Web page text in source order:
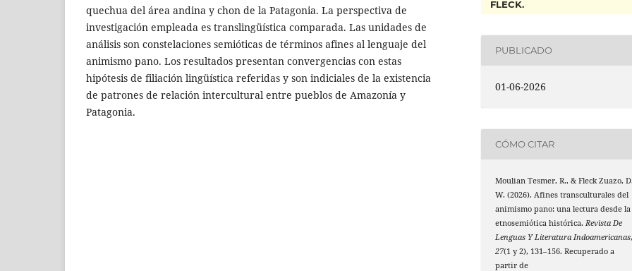
quechua del área andina y chon de la Patagonia. La perspectiva de
investigación empleada es translingüística comparada. Las unidades de
análisis son constelaciones semióticas de términos afines al lenguaje del
animismo pano. Los resultados presentan convergencias con estas
hipótesis de filiación lingüística referidas y son indiciales de la existencia
de patrones de relación intercultural entre pueblos de Amazonía y
Patagonia.
FLECK.
PUBLICADO
01-06-2026
CÓMO CITAR
Moulian Tesmer, R., & Fleck Zuazo,
W. (2026). Afines transculturales del
animismo pano: una lectura desde la
etnosemiótica histórica.Revista De
Lenguas Y Literatura Indoamericanas
27(1 y 2), 131–156. Recuperado a
partir de